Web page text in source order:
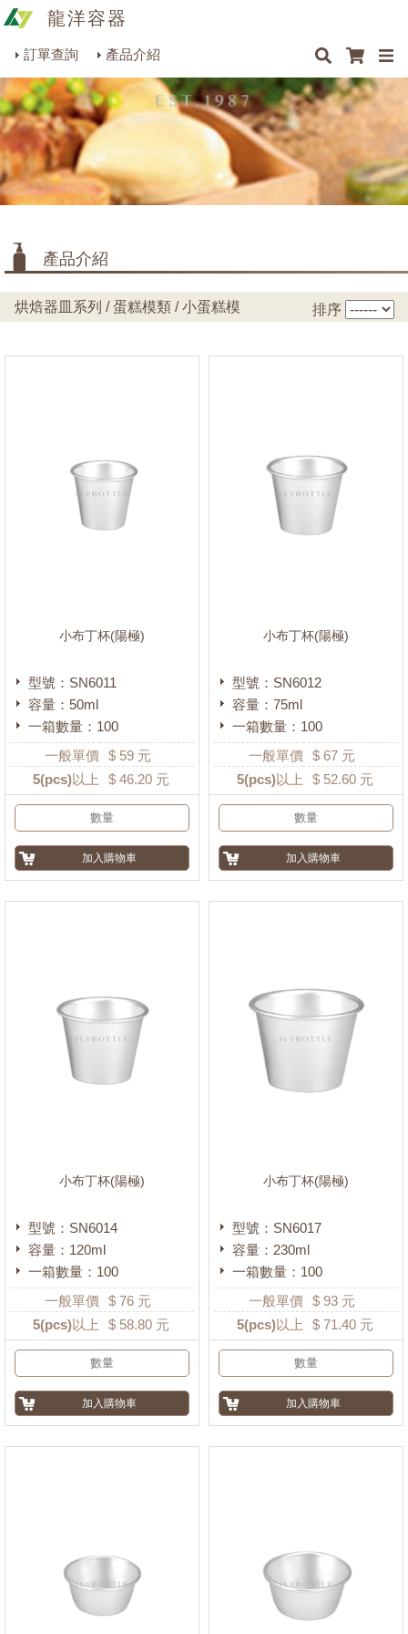
龍洋容器
訂單查詢
產品介紹
商品搜尋
包裝材料系列
烘焙器皿系列
餐飲器具系列
生活雜貨系列
美容用品系列
最新消息 聯絡我們
產品介紹
烘焙器皿系列 / 蛋糕模類 / 小蛋糕模 排序
小布丁杯(陽極)
型號：SN6011
容量：50ml
一箱數量：100
一般單價 $ 59 元
5(pcs)以上 $ 46.20 元
小布丁杯(陽極)
型號：SN6012
容量：75ml
一箱數量：100
一般單價 $ 67 元
5(pcs)以上 $ 52.60 元
小布丁杯(陽極)
型號：SN6014
容量：120ml
一箱數量：100
一般單價 $ 76 元
5(pcs)以上 $ 58.80 元
小布丁杯(陽極)
型號：SN6017
容量：230ml
一箱數量：100
一般單價 $ 93 元
5(pcs)以上 $ 71.40 元